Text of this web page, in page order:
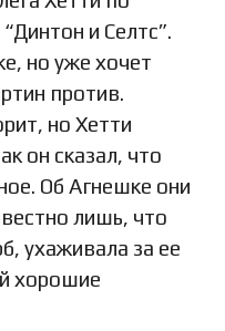
и Селтс”.
но уже хочет
против.
но Хетти
он сказал, что
Об Агнешке они
лишь, что
ухаживала за ее
хорошие